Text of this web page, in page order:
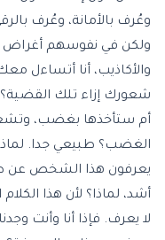
وعُرف بالأمانة، وعُرف
ولكن في نفوسهم أغراض
والأكاذيب، أنا أتساءل
شعورك إزاء تلك
أم ستأخذها بغضب،
الغضب؟ طبيعي جدا.
يعرفون هذا الشخص عن
أشد، لماذا؟ لأن هذا
لا يعرف. فإذا أنا وأنت